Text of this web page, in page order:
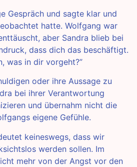
Gespräch und sagte klar und
hatte. Wolfgang war
aber Sandra blieb bei
dass dich das beschäftigt.
was in dir vorgeht?”
oder ihre Aussage zu
bei ihrer Verantwortung
und übernahm nicht die
eigene Gefühle.
keineswegs, dass wir
werden sollen. Im
mehr von der Angst vor den